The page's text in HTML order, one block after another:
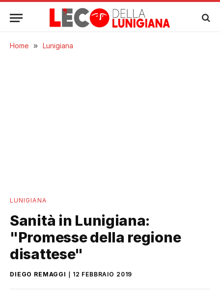
Home » Lunigiana
LUNIGIANA
Sanità in Lunigiana:
"Promesse della regione
disattese"
DIEGO REMAGGI 12 FEBBRAIO 2019